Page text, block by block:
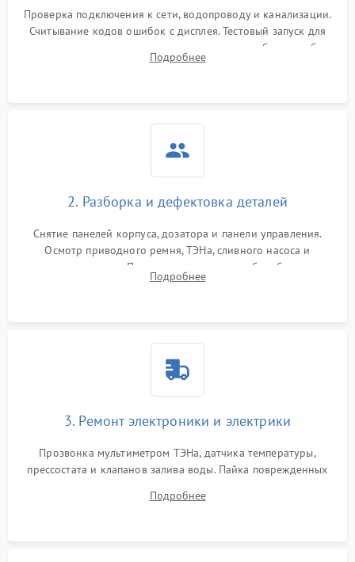
Проверка подключения к сети, водопроводу и канализации.
Считывание кодов ошибок с дисплея. Тестовый запуск для
выявления посторонних шумов, протечек или сбоев в работе
электронного модуля управления.
Подробнее
2. Разборка и дефектовка деталей
Снятие панелей корпуса, дозатора и панели управления.
Осмотр приводного ремня, ТЭНа, сливного насоса и
амортизаторов. Проверка подшипников барабана и
крестовины на износ, а манжеты люка на разрывы.
Подробнее
3. Ремонт электроники и электрики
Прозвонка мультиметром ТЭНа, датчика температуры,
прессостата и клапанов залива воды. Пайка поврежденных
Восстановление целостности проводки и контактов.
Подробнее